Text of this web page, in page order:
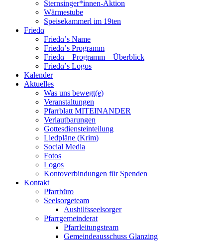
Sternsinger*innen-Aktion
Wärmestube
Speisekammerl im 19ten
Friedα
Friedα’s Name
Friedα’s Programm
Friedα – Programm – Überblick
Friedα’s Logos
Kalender
Aktuelles
Was uns bewegt(e)
Veranstaltungen
Pfarrblatt MITEINANDER
Verlautbarungen
Gottesdiensteinteilung
Liedpläne (Krim)
Social Media
Fotos
Logos
Kontoverbindungen für Spenden
Kontakt
Pfarrbüro
Seelsorgeteam
Aushilfsseelsorger
Pfarrgemeinderat
Pfarrleitungsteam
Gemeindeausschuss Glanzing